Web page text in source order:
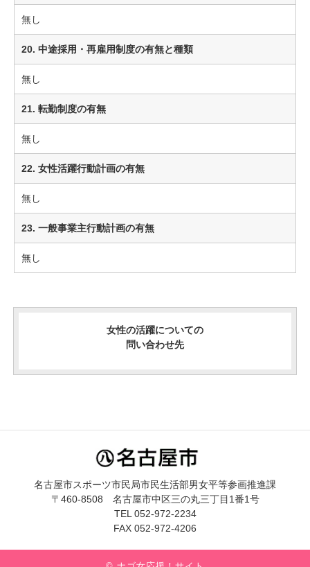
無し
20. 中途採用・再雇用制度の有無と種類
無し
21. 転勤制度の有無
無し
22. 女性活躍行動計画の有無
無し
23. 一般事業主行動計画の有無
無し
女性の活躍についての
問い合わせ先
名古屋市スポーツ市民局市民生活部男女平等参画推進課
〒460-8508 名古屋市中区三の丸三丁目1番1号
TEL 052-972-2234
FAX 052-972-4206